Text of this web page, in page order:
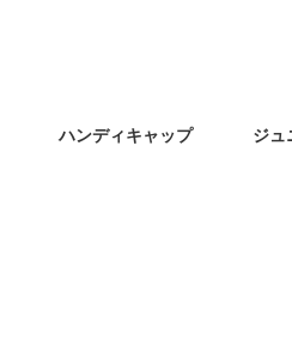
ハンディキャップ ジュ